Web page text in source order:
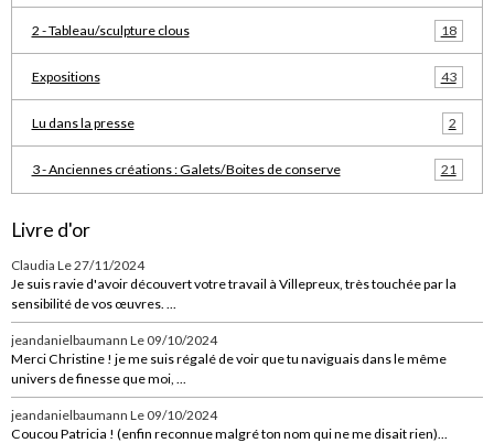
2 - Tableau/sculpture clous 18
Expositions 43
Lu dans la presse 2
3 - Anciennes créations : Galets/Boites de conserve 21
Livre d'or
Claudia Le 27/11/2024
Je suis ravie d'avoir découvert votre travail à Villepreux, très touchée par la
sensibilité de vos œuvres. ...
jeandanielbaumann Le 09/10/2024
Merci Christine ! je me suis régalé de voir que tu naviguais dans le même
univers de finesse que moi, ...
jeandanielbaumann Le 09/10/2024
Coucou Patricia ! (enfin reconnue malgré ton nom qui ne me disait rien)...